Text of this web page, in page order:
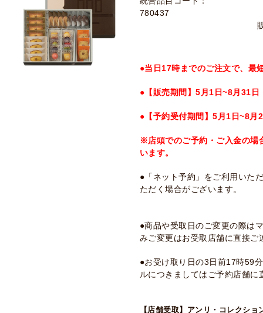
780437
●当日17時までのご注文で、最
●【販売期間】5月1日~8月31日
●【予約受付期間】5月1日~8月
※店頭でのご予約・ご入金の場
います。
●「ネット予約」をご利用いた
ただく場合がございます。
●商品や受取日のご変更の際は
みご変更はお受取店舗に直接ご
●お受け取り日の3日前17時59
ルにつきましてはご予約店舗に
【店舗受取】アンリ・コレクシ